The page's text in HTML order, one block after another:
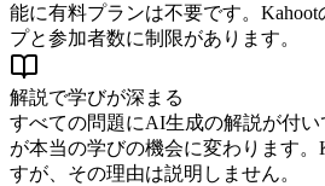
能に有料プランは不要です。
プと参加者数に制限があります。
解説で学びが深まる
すべての問題にAI生成の解説が付
が本当の学びの機会に変わります。
すが、その理由は説明しません。